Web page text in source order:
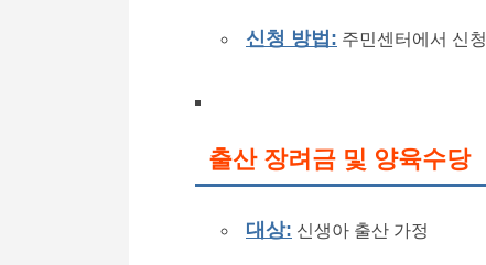
신청 방법: 주민센터에서 신청
출산 장려금 및 양육수당
대상: 신생아 출산 가정